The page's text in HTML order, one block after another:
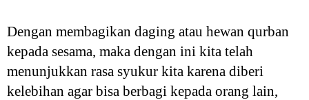
Dengan membagikan daging atau hewan qurban
kepada sesama, maka dengan ini kita telah
menunjukkan rasa syukur kita karena diberi
kelebihan agar bisa berbagi kepada orang lain,